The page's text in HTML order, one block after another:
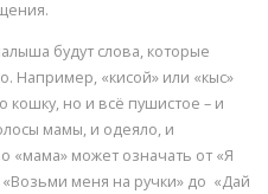
будут слова, которые
Например, «кисой» или «кыс»
но и всё пушистое – и
мамы, и одеяло, и
«мама» может означать от «Я
«Возьми меня на ручки» до «Дай